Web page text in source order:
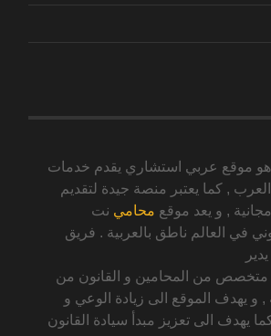
موقع عربي استشاري يقدم خدمات
, كما يعتبر منصة جيدة لتقديم
, و يعد موقع محامي نت
في العالم ناطق بالعربية . فريق
متخصص من المحامين و القانون من
, و يهدف الموقع الى زيادة الوعي و
, كما يهدف الى تعزيز مبدأ سيادة القانون